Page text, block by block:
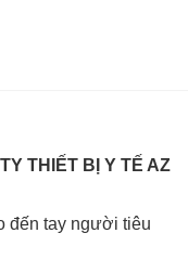
THIẾT BỊ Y TẾ AZ
đến tay người tiêu